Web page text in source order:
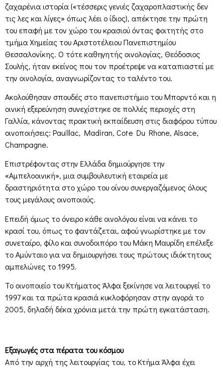
ζαχαρένια ιστορία («τέσσερις γενιές ζαχαροπλαστικής δεν
τις λες και λίγες» όπως λέει ο ίδιος), απέκτησε την πρώτη
του επαφή με τον χώρο του κρασιού όντας φοιτητής στο
τμήμα Χημείας του Αριστοτέλειου Πανεπιστημίου
Θεσσαλονίκης. Ο τότε καθηγητής οινολογίας, Θεόδοσιος
Σουλής, ήταν εκείνος που τον προέτρεψε να καταπιαστεί με
την οινολογία, αναγνωρίζοντας το ταλέντο του.
Ακολούθησαν σπουδές στο πανεπιστήμιο του Μπορντό και η
οινική εξερεύνηση συνεχίστηκε σε πολλές περιοχές στη
Γαλλία, κάνοντας πρακτική εκπαίδευση στις διαφόρου τύπου
οινοποιήσεις: Pauillac, Madiran, Cote Du Rhone, Alsace,
Champagne.
Επιστρέφοντας στην Ελλάδα δημιούργησε την
«Αμπελοοινική», μια συμβουλευτική εταιρεία με
δραστηριότητα στο χώρο του οίνου συνεργαζόμενος όλους
τους μεγάλους οινοποιούς.
Επειδή όμως το όνειρο κάθε οινολόγου είναι να κάνει το
κρασί του, όπως το φαντάζεται, αφού γνωρίστηκε με τον
συνεταίρο, φίλο και συνοδοιπόρο του Μάκη Μαυρίδη επέλεξε
το Αμύνταιο για να δημιουργήσει τους πρώτους ιδιόκτητους
αμπελώνες το 1995.
Το οινοποιείο του Κτήματος Άλφα ξεκίνησε να λειτουργεί το
1997 και τα πρώτα κρασιά κυκλοφόρησαν στην αγορά το
2005, δηλαδή δέκα χρόνια μετά την πρώτη εγκατάσταση.
Εξαγωγές στα πέρατα του κόσμου
Από την αρχή της λειτουργίας του, το Κτήμα Άλφα έχει